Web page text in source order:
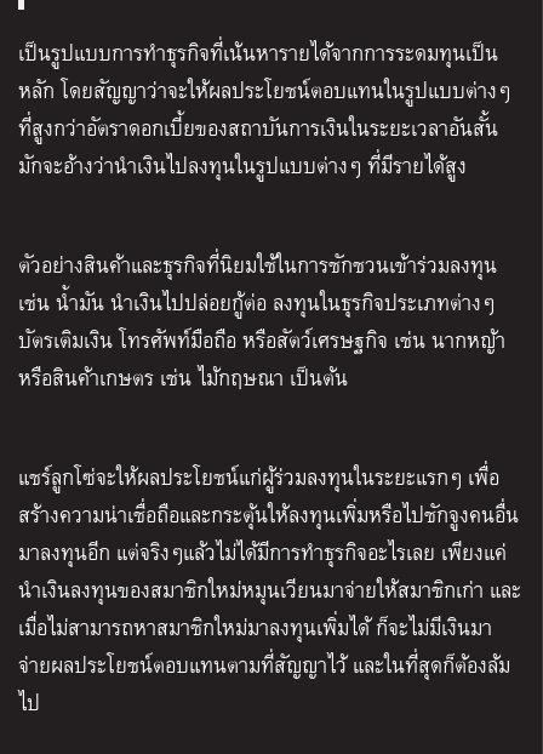
เป็นรูปแบบการทำธุรกิจที่เน้นหารายได้จากการระดมทุนเป็น
หลัก โดยสัญญาว่าจะให้ผลประโยชน์ตอบแทนในรูปแบบต่างๆ
ที่สูงกว่าอัตราดอกเบี้ยของสถาบันการเงินในระยะเวลาอันสั้น
มักจะอ้างว่านำเงินไปลงทุนในรูปแบบต่างๆ ที่มีรายได้สูง
ตัวอย่างสินค้าและธุรกิจที่นิยมใช้ในการชักชวนเข้าร่วมลงทุน
เช่น น้ำมัน นำเงินไปปล่อยกู้ต่อ ลงทุนในธุรกิจประเภทต่างๆ
บัตรเติมเงิน โทรศัพท์มือถือ หรือสัตว์เศรษฐกิจ เช่น นากหญ้า
หรือสินค้าเกษตร เช่น ไม้กฤษณา เป็นต้น
แชร์ลูกโซ่จะให้ผลประโยชน์แก่ผู้ร่วมลงทุนในระยะแรกๆ เพื่อ
สร้างความน่าเชื่อถือและกระตุ้นให้ลงทุนเพิ่มหรือไปชักจูงคนอื่น
มาลงทุนอีก แต่จริงๆแล้วไม่ได้มีการทำธุรกิจอะไรเลย เพียงแค่
นำเงินลงทุนของสมาชิกใหม่หมุนเวียนมาจ่ายให้สมาชิกเก่า และ
เมื่อไม่สามารถหาสมาชิกใหม่มาลงทุนเพิ่มได้ ก็จะไม่มีเงินมา
จ่ายผลประโยชน์ตอบแทนตามที่สัญญาไว้ และในที่สุดก็ต้องล้ม
ไป